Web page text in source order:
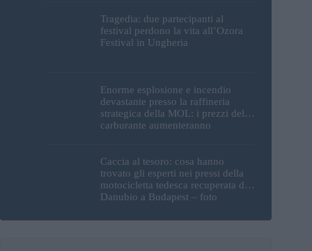
Tragedia: due partecipanti al
festival perdono la vita all’Ozora
Festival in Ungheria
Enorme esplosione e incendio
devastante presso la raffineria
strategica della MOL: i prezzi del
carburante aumenteranno
Caccia al tesoro: cosa hanno
trovato gli esperti nei pressi della
motocicletta tedesca recuperata dal
Danubio a Budapest – foto